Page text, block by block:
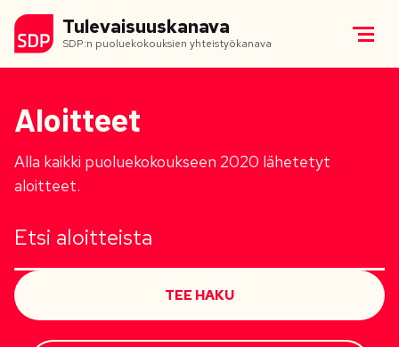
Tulevaisuuskanava
SDP:n puoluekokouksien yhteistyökanava
Aloitteet
Alla kaikki puoluekokoukseen 2020 lähetetyt
aloitteet.
TEE HAKU